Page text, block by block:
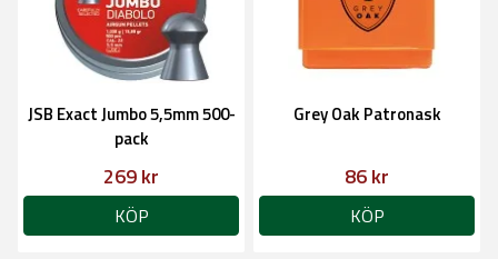
JSB Exact Jumbo 5,5mm 500-
pack
269 kr
KÖP
Grey Oak Patronask
86 kr
KÖP